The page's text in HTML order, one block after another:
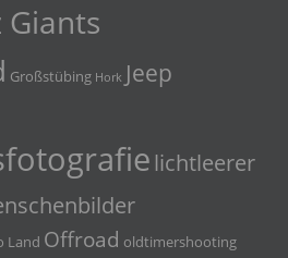
Giants
Großstübing Hork Jeep
lichtleerer
Land Offroad oldtimershooting